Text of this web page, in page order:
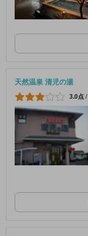
天然温泉 清児の湯
3.0点 /